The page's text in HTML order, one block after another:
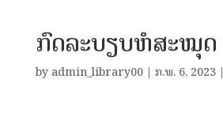
ກົດລະບຽບຫໍສະໝຸດ
by admin_library00| ກ.ພ. 6, 2023|